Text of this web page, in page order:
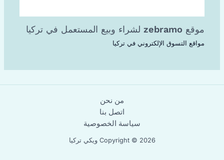
موقع zebramo لشراء وبيع المستعمل في تركيا
مواقع التسوق الإلكتروني في تركيا
من نحن
اتصل بنا
سياسة الخصوصية
Copyright © 2026 ويكي تركيا